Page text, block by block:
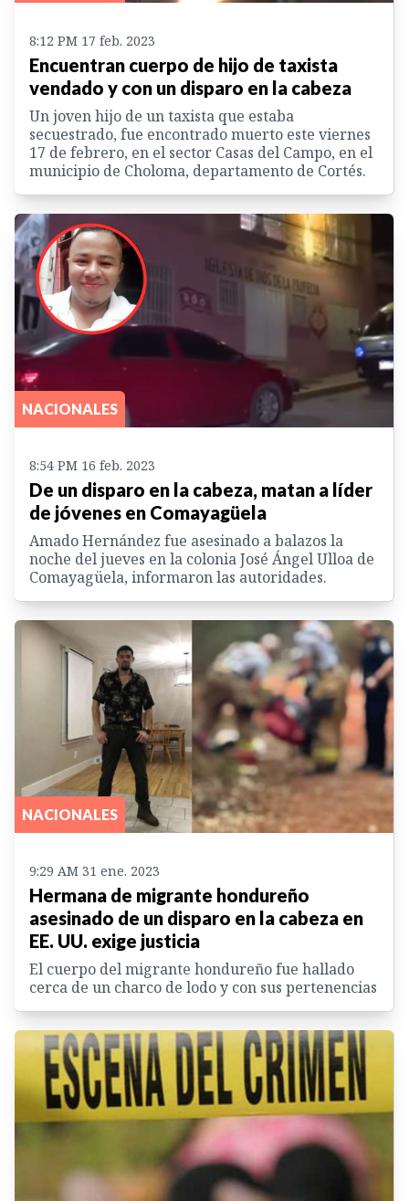
8:12 PM 17 feb. 2023
Encuentran cuerpo de hijo de taxista
vendado y con un disparo en la cabeza
Un joven hijo de un taxista que estaba
secuestrado, fue encontrado muerto este viernes
17 de febrero, en el sector Casas del Campo, en el
municipio de Choloma, departamento de Cortés.
NACIONALES
8:54 PM 16 feb. 2023
De un disparo en la cabeza, matan a líder
de jóvenes en Comayagüela
Amado Hernández fue asesinado a balazos la
noche del jueves en la colonia José Ángel Ulloa de
Comayagüela, informaron las autoridades.
NACIONALES
9:29 AM 31 ene. 2023
Hermana de migrante hondureño
asesinado de un disparo en la cabeza en
EE. UU. exige justicia
El cuerpo del migrante hondureño fue hallado
cerca de un charco de lodo y con sus pertenencias